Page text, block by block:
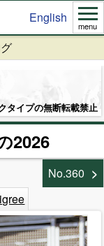
English
menu
タイプの無断転載禁止
2026
No.360